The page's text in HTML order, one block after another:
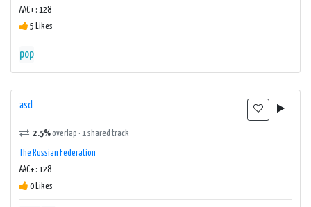
AAC+ : 128
5 Likes
pop
asd
2.5%overlap · 1 shared track
The Russian Federation
AAC+ : 128
0 Likes